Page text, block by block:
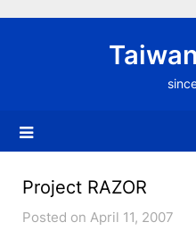
Project RAZOR
Posted on April 11, 2007